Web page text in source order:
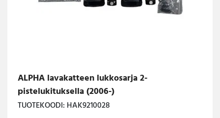
ALPHA lavakatteen lukkosarja 2-
pistelukituksella (2006-)
TUOTEKOODI: HAK9210028